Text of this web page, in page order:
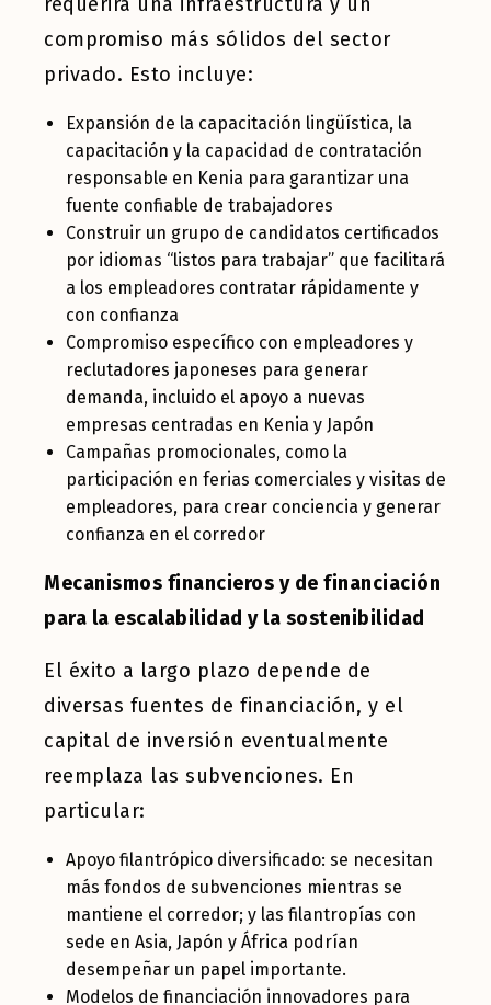
compromiso más sólidos del sector
privado. Esto incluye:
Expansión de la capacitación lingüística, la
capacitación y la capacidad de contratación
responsable en Kenia para garantizar una
fuente confiable de trabajadores
Construir un grupo de candidatos certificados
por idiomas “listos para trabajar” que facilitará
a los empleadores contratar rápidamente y
con confianza
Compromiso específico con empleadores y
reclutadores japoneses para generar
demanda, incluido el apoyo a nuevas
empresas centradas en Kenia y Japón
Campañas promocionales, como la
participación en ferias comerciales y visitas de
empleadores, para crear conciencia y generar
confianza en el corredor
Mecanismos financieros y de financiación
para la escalabilidad y la sostenibilidad
El éxito a largo plazo depende de
diversas fuentes de financiación, y el
capital de inversión eventualmente
reemplaza las subvenciones. En
particular:
Apoyo filantrópico diversificado: se necesitan
más fondos de subvenciones mientras se
mantiene el corredor; y las filantropías con
sede en Asia, Japón y África podrían
desempeñar un papel importante.
Modelos de financiación innovadores para